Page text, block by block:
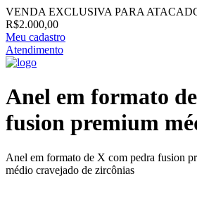
VENDA EXCLUSIVA PARA
R$2.000,00
Meu cadastro
Atendimento
Anel em formato
fusion premium
Anel em formato de X com pedra fusion
médio cravejado de zircônias